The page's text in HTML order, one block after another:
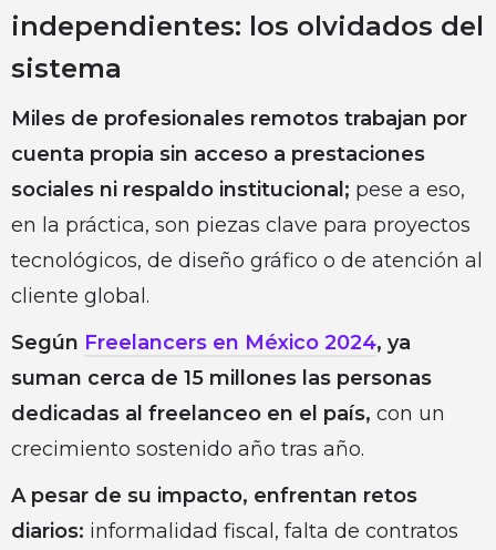
independientes: los olvidados del
sistema
Miles de profesionales remotos trabajan por
cuenta propia sin acceso a prestaciones
sociales ni respaldo institucional; pese a eso,
en la práctica, son piezas clave para proyectos
tecnológicos, de diseño gráfico o de atención al
cliente global.
Según Freelancers en México 2024, ya
suman cerca de 15 millones las personas
dedicadas al freelanceo en el país, con un
crecimiento sostenido año tras año.
A pesar de su impacto, enfrentan retos
diarios: informalidad fiscal, falta de contratos